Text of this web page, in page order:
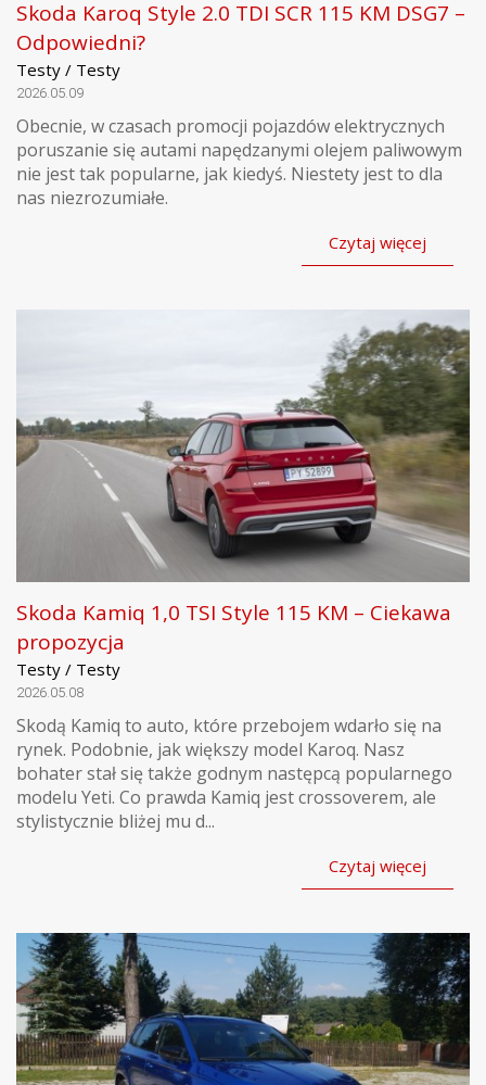
Skoda Karoq Style 2.0 TDI SCR 115 KM DSG7 –
Odpowiedni?
Testy / Testy
2026.05.09
Obecnie, w czasach promocji pojazdów elektrycznych
poruszanie się autami napędzanymi olejem paliwowym
nie jest tak popularne, jak kiedyś. Niestety jest to dla
nas niezrozumiałe.
Czytaj więcej
Skoda Kamiq 1,0 TSI Style 115 KM – Ciekawa
propozycja
Testy / Testy
2026.05.08
Skodą Kamiq to auto, które przebojem wdarło się na
rynek. Podobnie, jak większy model Karoq. Nasz
bohater stał się także godnym następcą popularnego
modelu Yeti. Co prawda Kamiq jest crossoverem, ale
stylistycznie bliżej mu d...
Czytaj więcej